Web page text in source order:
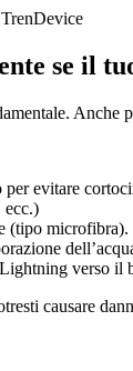
se il
per evitare
ecc.)
(tipo
verso il
causare